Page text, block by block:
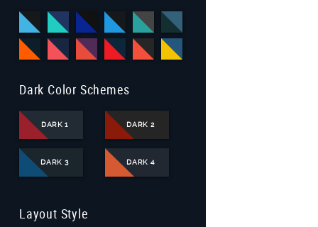
Dark Color Schemes
DARK 1 DARK 2
DARK 3 DARK 4
Layout Style